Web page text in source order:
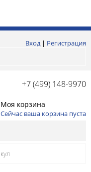
Вход| Регистрация
+7 (499) 148-9970
Моя корзина
Сейчас ваша корзина пуста